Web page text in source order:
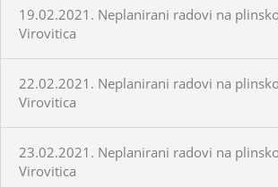
19.02.2021. Neplanirani radovi na
Virovitica
22.02.2021. Neplanirani radovi na
Virovitica
23.02.2021. Neplanirani radovi na
Virovitica